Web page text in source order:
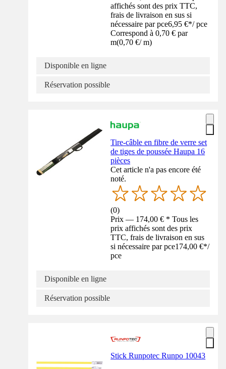
affichés sont des prix TTC,
frais de livraison en sus si
nécessaire par pce6,95 €*/ pce
Correspond à 0,70 € par
m(0,70 €/ m)
Disponible en ligne
Réservation possible
Tire-câble en fibre de verre set
de tiges de poussée Haupa 16
pièces
Cet article n'a pas encore été
noté.
(0)
Prix — 174,00 € * Tous les
prix affichés sont des prix
TTC, frais de livraison en sus
si nécessaire par pce174,00 €*/
pce
Disponible en ligne
Réservation possible
Stick Runpotec Runpo 10043